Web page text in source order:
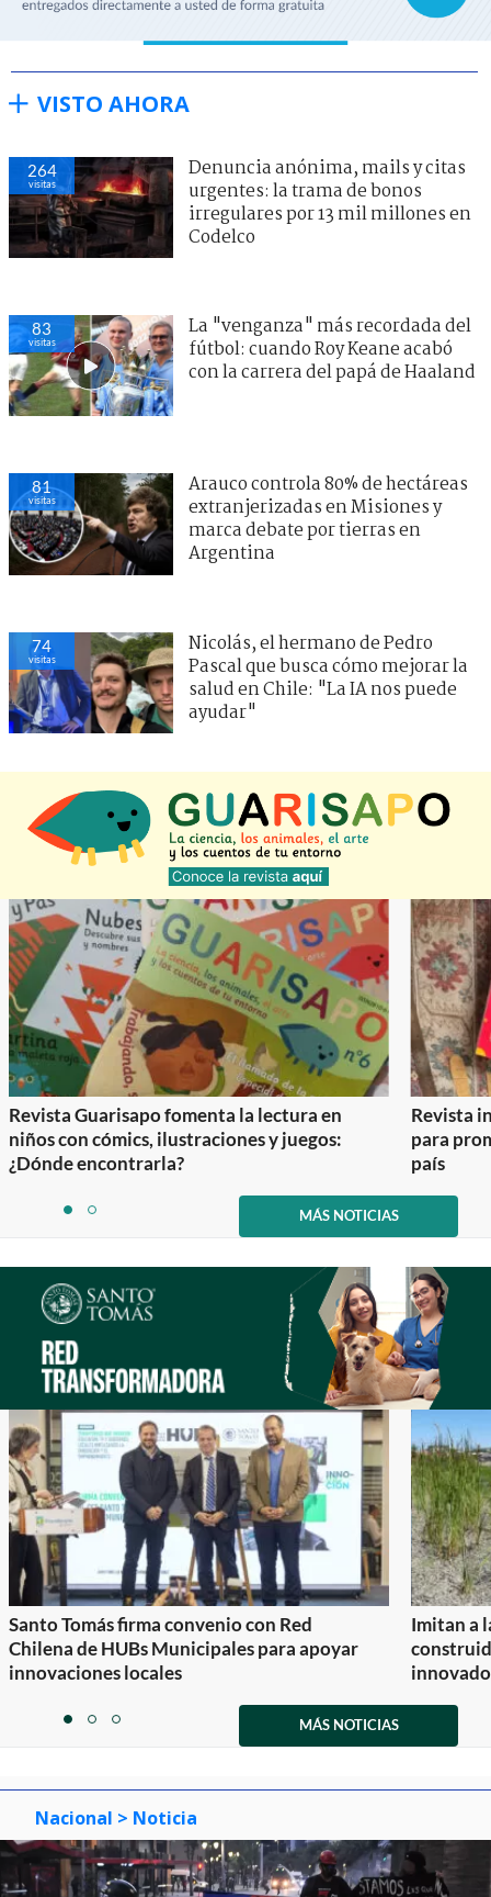
VISTO AHORA
264
visitas
Denuncia anónima, mails y citas
urgentes: la trama de bonos
irregulares por 13 mil millones en
Codelco
83
visitas
La "venganza" más recordada del
fútbol: cuando Roy Keane acabó
con la carrera del papá de Haaland
81
visitas
Arauco controla 80% de hectáreas
extranjerizadas en Misiones y
marca debate por tierras en
Argentina
74
visitas
Nicolás, el hermano de Pedro
Pascal que busca cómo mejorar la
salud en Chile: "La IA nos puede
ayudar"
Revista Guarisapo fomenta la lectura en
niños con cómics, ilustraciones y juegos:
¿Dónde encontrarla?
Revista
para
país
itemitem
2
MÁS NOTICIAS
Santo Tomás firma convenio con Red
Chilena de HUBs Municipales para apoyar
innovaciones locales
Imitan a
itemitemitem
MÁS NOTICIAS
Nacional > Noticia